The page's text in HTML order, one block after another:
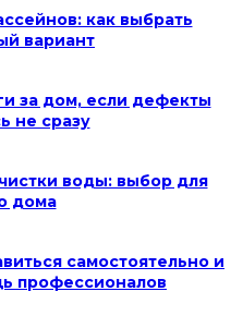
как выбрать
вариант
за дом, если дефекты
не сразу
воды: выбор для
дома
самостоятельно и
профессионалов